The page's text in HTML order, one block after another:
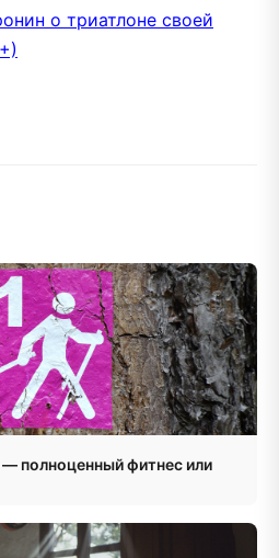
о триатлоне своей
полноценный фитнес или